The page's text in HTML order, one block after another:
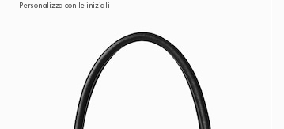
Personalizza con le iniziali